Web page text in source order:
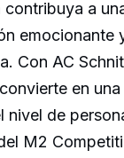
a
emocionante
Con AC
en
nivel de
M2